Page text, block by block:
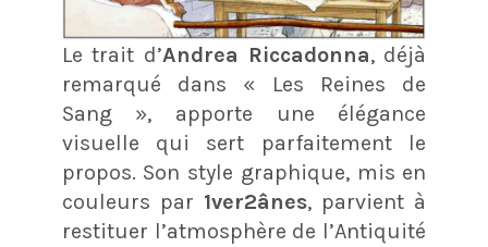
Le trait d’Andrea Riccadonna, déjà
remarqué dans « Les Reines de
Sang », apporte une élégance
visuelle qui sert parfaitement le
propos. Son style graphique, mis en
couleurs par 1ver2ânes, parvient à
restituer l’atmosphère de l’Antiquité